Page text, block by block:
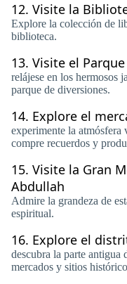
12. Visite la
Explore la colección de
biblioteca.
13. Visite el
relájese en los hermosos
parque de diversiones.
14. Explore el
experimente la atmósfera
compre recuerdos y
15. Visite la Gran
Abdullah
Admire la grandeza de
espiritual.
16. Explore el
descubra la parte
mercados y sitios